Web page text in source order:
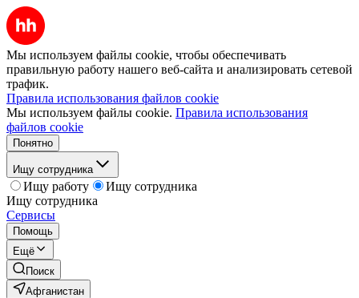
Мы используем файлы cookie, чтобы обеспечивать
правильную работу нашего веб-сайта и анализировать сетевой
трафик.
Правила использования файлов cookie
Мы используем файлы cookie. Правила использования
файлов cookie
Понятно
Ищу сотрудника
Ищу работу
Ищу сотрудника
Ищу сотрудника
Сервисы
Помощь
Ещё
Поиск
Афганистан